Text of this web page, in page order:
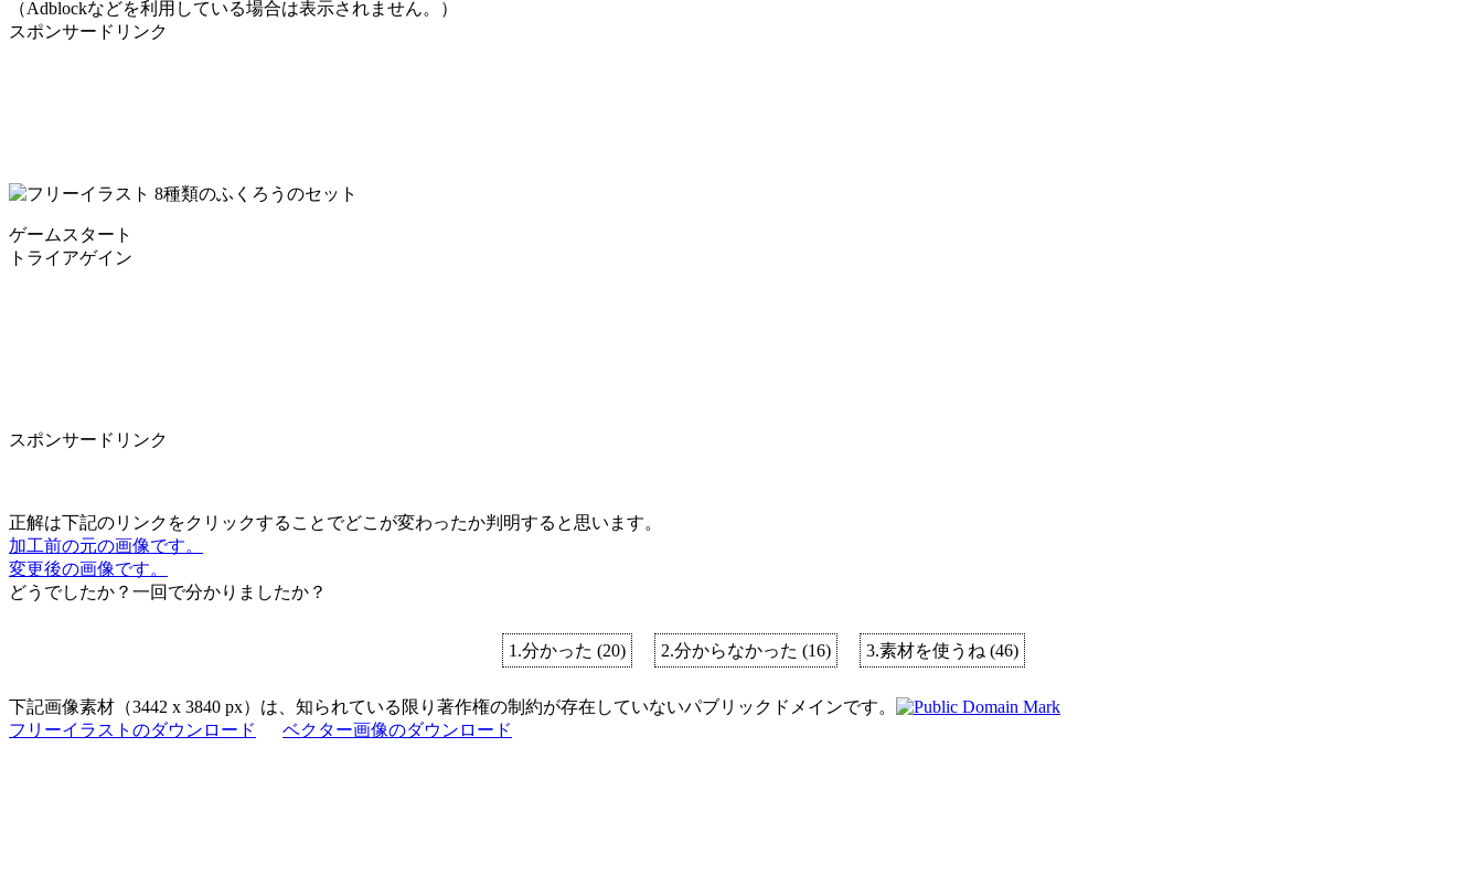
（Adblockなどを利用している場合は表示されません。）
スポンサードリンク
ゲームスタート
トライアゲイン
スポンサードリンク
正解は下記のリンクをクリックすることでどこが変わったか判明すると思います。
加工前の元の画像です。
変更後の画像です。
どうでしたか？一回で分かりましたか？
1.分かった (20) 2.分からなかった (16) 3.素材を使うね (46)
下記画像素材（3442 x 3840 px）は、知られている限り著作権の制約が存在していないパブリックドメインです。
フリーイラストのダウンロード
ベクター画像のダウンロード